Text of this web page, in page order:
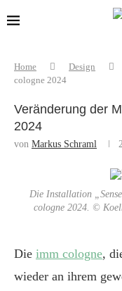
Home Design
cologne 2024
Veränderung der
2024
von Markus Schraml
Die Installation
cologne 2024. ©
Die imm cologne,
wieder an ihrem